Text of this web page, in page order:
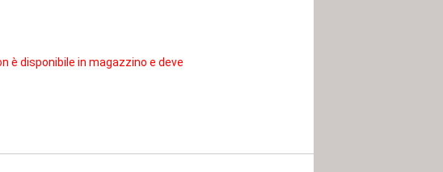
è disponibile in magazzino e deve